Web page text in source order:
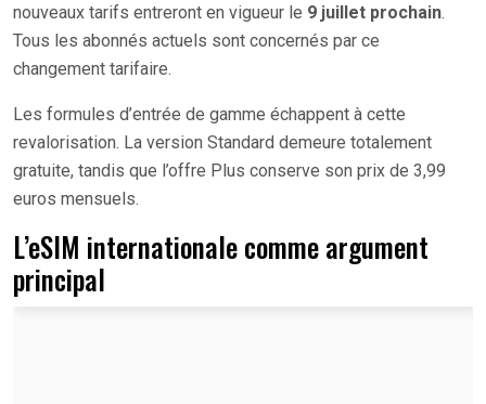
nouveaux tarifs entreront en vigueur le 9 juillet prochain.
Tous les abonnés actuels sont concernés par ce
changement tarifaire.
Les formules d’entrée de gamme échappent à cette
revalorisation. La version Standard demeure totalement
gratuite, tandis que l’offre Plus conserve son prix de 3,99
euros mensuels.
L’eSIM internationale comme argument
principal